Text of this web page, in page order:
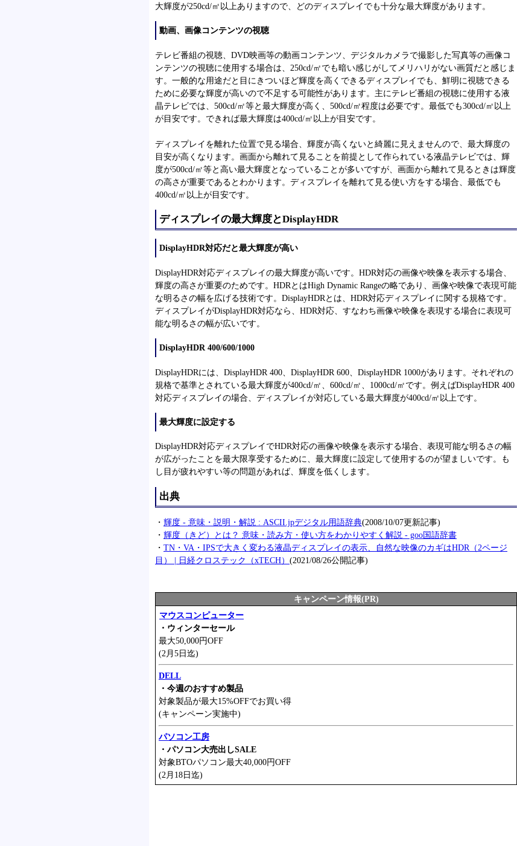
大輝度が250cd/㎡以上ありますので、どのディスプレイでも十分な最大輝度があります。
動画、画像コンテンツの視聴
テレビ番組の視聴、DVD映画等の動画コンテンツ、デジタルカメラで撮影した写真等の画像コ
ンテンツの視聴に使用する場合は、250cd/㎡でも暗い感じがしてメリハリがない画質だと感じま
す。一般的な用途だと目にきついほど輝度を高くできるディスプレイでも、鮮明に視聴できる
ために必要な輝度が高いので不足する可能性があります。主にテレビ番組の視聴に使用する液
晶テレビでは、500cd/㎡等と最大輝度が高く、500cd/㎡程度は必要です。最低でも300cd/㎡以上
が目安です。できれば最大輝度は400cd/㎡以上が目安です。
ディスプレイを離れた位置で見る場合、輝度が高くないと綺麗に見えませんので、最大輝度の
目安が高くなります。画面から離れて見ることを前提として作られている液晶テレビでは、輝
度が500cd/㎡等と高い最大輝度となっていることが多いですが、画面から離れて見るときは輝度
の高さが重要であるとわかります。ディスプレイを離れて見る使い方をする場合、最低でも
400cd/㎡以上が目安です。
ディスプレイの最大輝度とDisplayHDR
DisplayHDR対応だと最大輝度が高い
DisplayHDR対応ディスプレイの最大輝度が高いです。HDR対応の画像や映像を表示する場合、
輝度の高さが重要のためです。HDRとはHigh Dynamic Rangeの略であり、画像や映像で表現可能
な明るさの幅を広げる技術です。DisplayHDRとは、HDR対応ディスプレイに関する規格です。
ディスプレイがDisplayHDR対応なら、HDR対応、すなわち画像や映像を表現する場合に表現可
能な明るさの幅が広いです。
DisplayHDR 400/600/1000
DisplayHDRには、DisplayHDR 400、DisplayHDR 600、DisplayHDR 1000があります。それぞれの
規格で基準とされている最大輝度が400cd/㎡、600cd/㎡、1000cd/㎡です。例えばDisplayHDR 400
対応ディスプレイの場合、ディスプレイが対応している最大輝度が400cd/㎡以上です。
最大輝度に設定する
DisplayHDR対応ディスプレイでHDR対応の画像や映像を表示する場合、表現可能な明るさの幅
が広がったことを最大限享受するために、最大輝度に設定して使用するのが望ましいです。も
し目が疲れやすい等の問題があれば、輝度を低くします。
出典
・ 輝度 - 意味・説明・解説 : ASCII.jpデジタル用語辞典(2008/10/07更新記事)
・ 輝度（きど）とは？ 意味・読み方・使い方をわかりやすく解説 - goo国語辞書
・ TN・VA・IPSで大きく変わる液晶ディスプレイの表示、自然な映像のカギはHDR（2ページ
目） | 日経クロステック（xTECH） (2021/08/26公開記事)
キャンペーン情報(PR)
マウスコンピューター
・ウィンターセール
最大50,000円OFF
(2月5日迄)
DELL
・今週のおすすめ製品
対象製品が最大15%OFFでお買い得
(キャンペーン実施中)
パソコン工房
・パソコン大売出しSALE
対象BTOパソコン最大40,000円OFF
(2月18日迄)